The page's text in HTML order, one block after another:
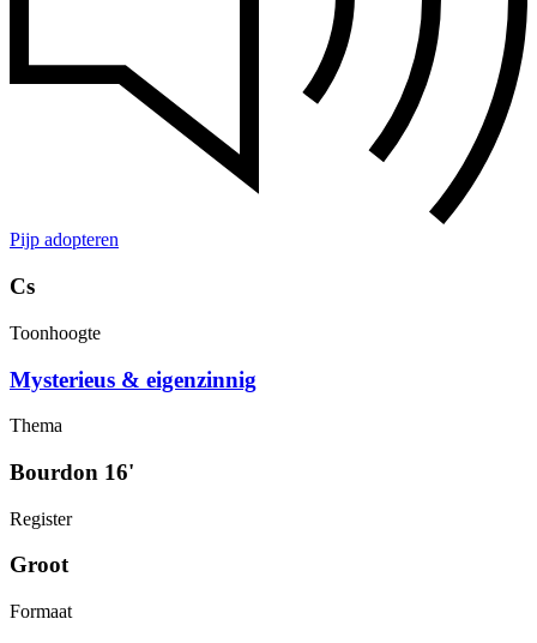
Pijp adopteren
Cs
Toonhoogte
Mysterieus & eigenzinnig
Thema
Bourdon 16'
Register
Groot
Formaat